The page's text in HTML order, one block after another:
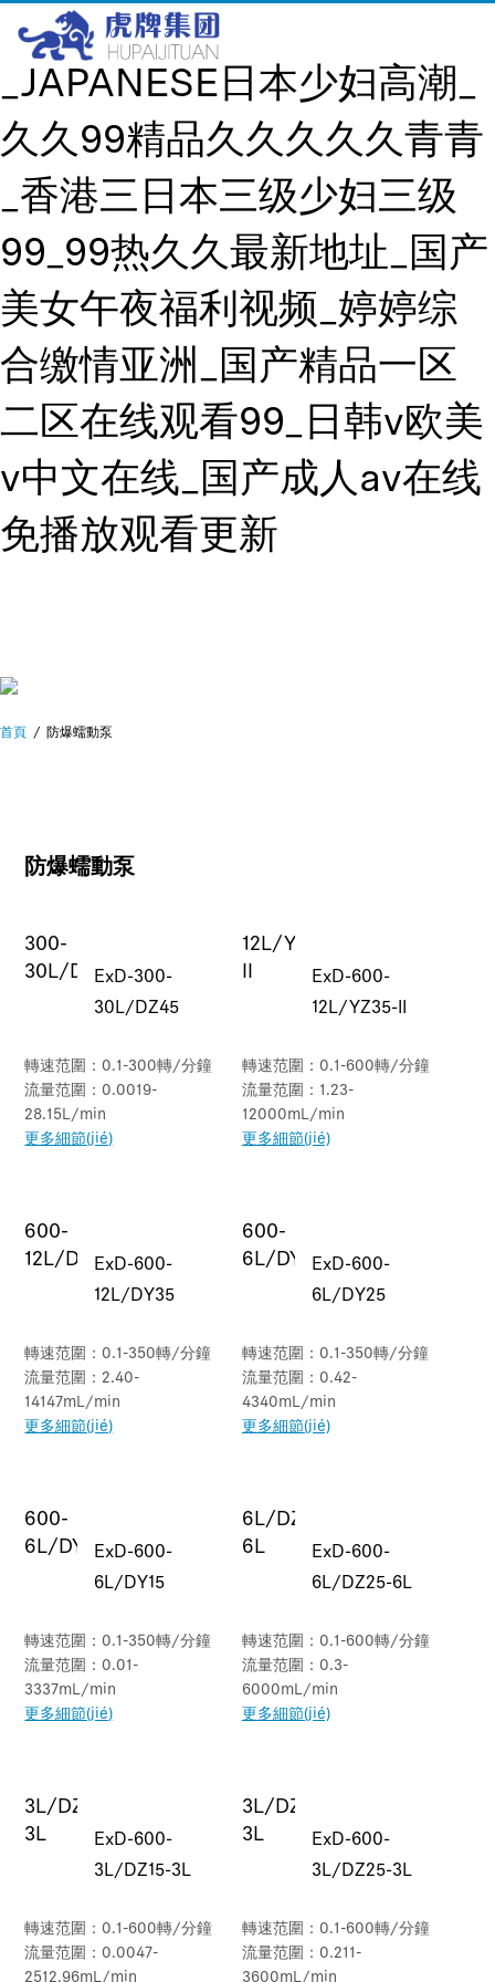
久久精品饰品有限公司
_JAPANESE日本少妇高潮_
久久99精品久久久久久青青
_香港三日本三级少妇三级
99_99热久久最新地址_国产
美女午夜福利视频_婷婷综
合缴情亚洲_国产精品一区
二区在线观看99_日韩v欧美
v中文在线_国产成人av在线
免播放观看更新
Sennheiser
首頁 防爆蠕動泵
防爆蠕動泵
ExD-300-
30L/DZ45
轉速范圍：0.1-300轉/分鐘
流量范圍：0.0019-
28.15L/min
更多細節(jié)
ExD-600-
12L/YZ35-II
轉速范圍：0.1-600轉/分鐘
流量范圍：1.23-
12000mL/min
更多細節(jié)
ExD-600-
12L/DY35
轉速范圍：0.1-350轉/分鐘
流量范圍：2.40-
14147mL/min
更多細節(jié)
ExD-600-
6L/DY25
轉速范圍：0.1-350轉/分鐘
流量范圍：0.42-
4340mL/min
更多細節(jié)
ExD-600-
6L/DY15
轉速范圍：0.1-350轉/分鐘
流量范圍：0.01-
3337mL/min
更多細節(jié)
ExD-600-
6L/DZ25-6L
轉速范圍：0.1-600轉/分鐘
流量范圍：0.3-
6000mL/min
更多細節(jié)
ExD-600-
3L/DZ15-3L
轉速范圍：0.1-600轉/分鐘
流量范圍：0.0047-
2512.96mL/min
ExD-600-
3L/DZ25-3L
轉速范圍：0.1-600轉/分鐘
流量范圍：0.211-
3600mL/min